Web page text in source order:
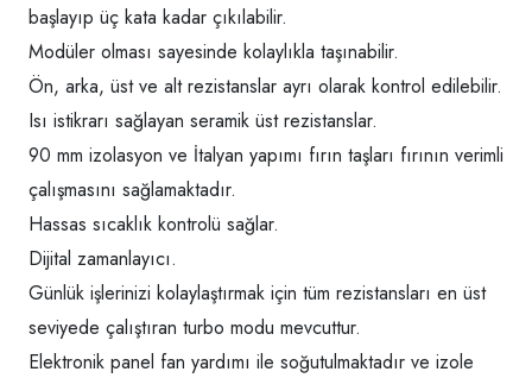
başlayıp üç kata kadar çıkılabilir.
Modüler olması sayesinde kolaylıkla taşınabilir.
Ön, arka, üst ve alt rezistanslar ayrı olarak kontrol edilebilir.
Isı istikrarı sağlayan seramik üst rezistanslar.
90 mm izolasyon ve İtalyan yapımı fırın taşları fırının verimli
çalışmasını sağlamaktadır.
Hassas sıcaklık kontrolü sağlar.
Dijital zamanlayıcı.
Günlük işlerinizi kolaylaştırmak için tüm rezistansları en üst
seviyede çalıştıran turbo modu mevcuttur.
Elektronik panel fan yardımı ile soğutulmaktadır ve izole